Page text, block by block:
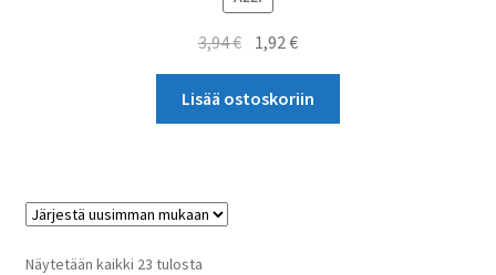
3,94€ Alkuperäinen
hinta
oli:
3,94 €.
1,92€Nykyinen
hinta
on:
1,92 €.
Lisää ostoskoriin
Näytetään kaikki 23 tulostaSorted